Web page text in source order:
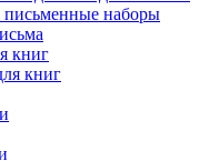
письменные наборы
книг
книг